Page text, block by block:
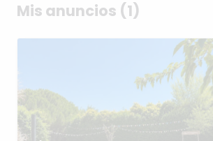
Mis anuncios (1)